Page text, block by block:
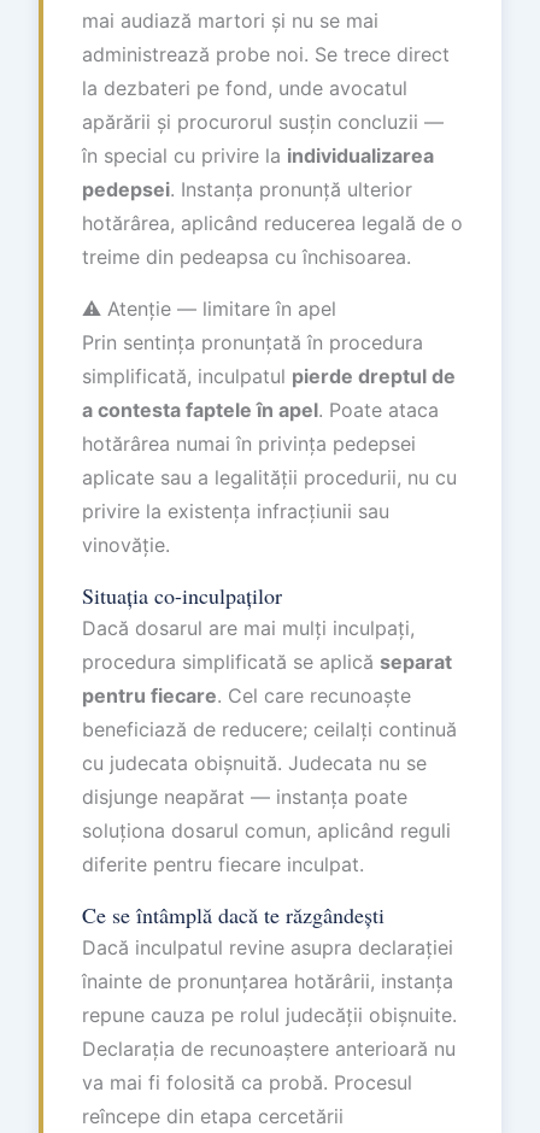
mai audiază martori și nu se mai
administrează probe noi. Se trece direct
la dezbateri pe fond, unde avocatul
apărării și procurorul susțin concluzii —
în special cu privire la individualizarea
pedepsei. Instanța pronunță ulterior
hotărârea, aplicând reducerea legală de o
treime din pedeapsa cu închisoarea.
⚠️ Atenție — limitare în apel
Prin sentința pronunțată în procedura
simplificată, inculpatul pierde dreptul de
a contesta faptele în apel. Poate ataca
hotărârea numai în privința pedepsei
aplicate sau a legalității procedurii, nu cu
privire la existența infracțiunii sau
vinovăție.
Situația co-inculpaților
Dacă dosarul are mai mulți inculpați,
procedura simplificată se aplică separat
pentru fiecare. Cel care recunoaște
beneficiază de reducere; ceilalți continuă
cu judecata obișnuită. Judecata nu se
disjunge neapărat — instanța poate
soluționa dosarul comun, aplicând reguli
diferite pentru fiecare inculpat.
Ce se întâmplă dacă te răzgândești
Dacă inculpatul revine asupra declarației
înainte de pronunțarea hotărârii, instanța
repune cauza pe rolul judecății obișnuite.
Declarația de recunoaștere anterioară nu
va mai fi folosită ca probă. Procesul
reîncepe din etapa cercetării